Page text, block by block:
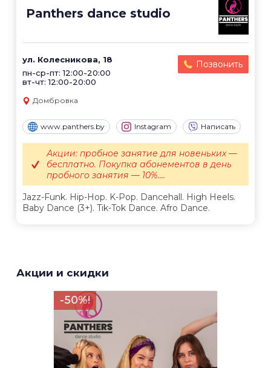
Panthers dance studio
ул. Колесникова, 18
пн-ср-пт: 12:00-20:00
вт-чт: 12:00-20:00
Позвонить
Домбровка
www.panthers.by Instagram Написать
Jazz-Funk. Hip-Hop. K-Pop. Dancehall. High Heels.
Baby Dance (3+). Tik-Tok Dance. Afro Dance.
Акции: пробное занятие для новеньких —
бесплатно. Покупка абонементов в день
пробного занятия — 10%....
Акции и скидки
-50%!